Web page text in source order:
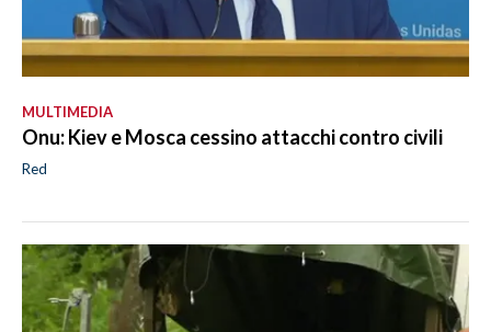
MULTIMEDIA
Onu: Kiev e Mosca cessino attacchi contro civili
Red